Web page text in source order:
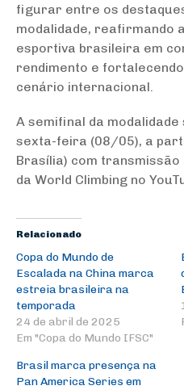
figurar entre os
modalidade, reafirmando
esportiva brasileira em
rendimento e
cenário internacional.
A semifinal da
sexta-feira (08/05), a
Brasília) com
da World Climbing no
Relacionado
Copa do Mundo de
Escalada na China marca
estreia brasileira na
temporada
24 de abril de 2025
Em "Copa do Mundo IFSC"
Brasil marca presença na
Pan America Series em